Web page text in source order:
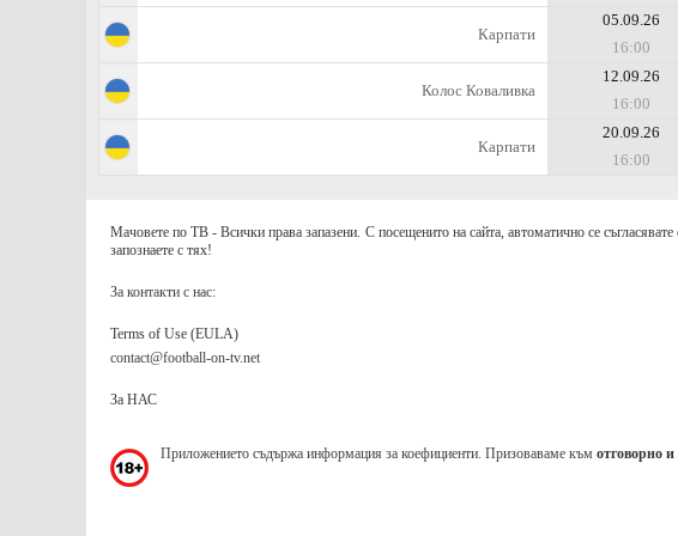
Карпати
05.09.26
16:00
Колос Коваливка
12.09.26
16:00
Карпати
20.09.26
16:00
Мачовете по ТВ - Всички права запазени. С посещенито на сайта, автоматично се
запознаете с тях!
За контакти с нас:
Terms of Use (EULA)
contact@football-on-tv.net
За НАС
Приложението съдържа информация за коефициенти. Призоваваме към отговорно и